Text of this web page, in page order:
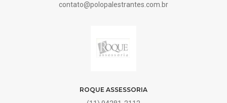
contato@polopalestrantes.com.br
ROQUE ASSESSORIA